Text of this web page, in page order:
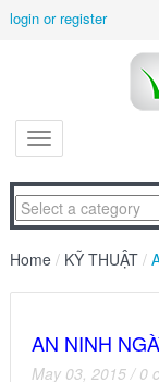
login or register
Home / KỸ THUẬT /
AN NINH
May 03, 2015 / 0